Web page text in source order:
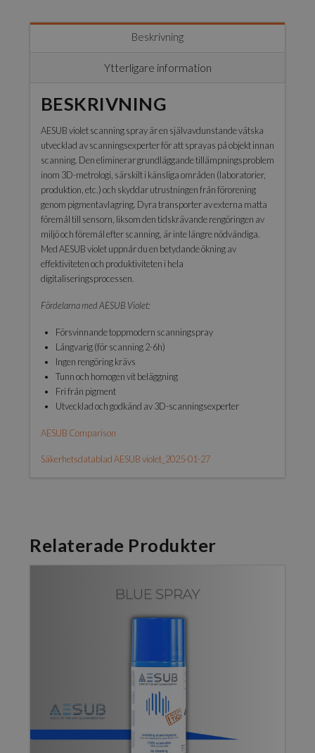
Beskrivning
Ytterligare information
BESKRIVNING
AESUB violet scanning spray är en självavdunstande vätska
utvecklad av scanningsexperter för att sprayas på objekt innan
scanning. Den eliminerar grundläggande tillämpningsproblem
inom 3D-metrologi, särskilt i känsliga områden (laboratorier,
produktion, etc.) och skyddar utrustningen från förorening
genom pigmentavlagring. Dyra transporter av externa matta
föremål till sensorn, liksom den tidskrävande rengöringen av
miljö och föremål efter scanning, är inte längre nödvändiga.
Med AESUB violet uppnår du en betydande ökning av
effektiviteten och produktiviteten i hela
digitaliseringsprocessen.
Fördelarna med AESUB Violet:
Försvinnande toppmodern scanningspray
Långvarig (för scanning 2-6h)
Ingen rengöring krävs
Tunn och homogen vit beläggning
Fri från pigment
Utvecklad och godkänd av 3D-scanningsexperter
AESUB Comparison
Säkerhetsdatablad AESUB violet_2025-01-27
Relaterade Produkter